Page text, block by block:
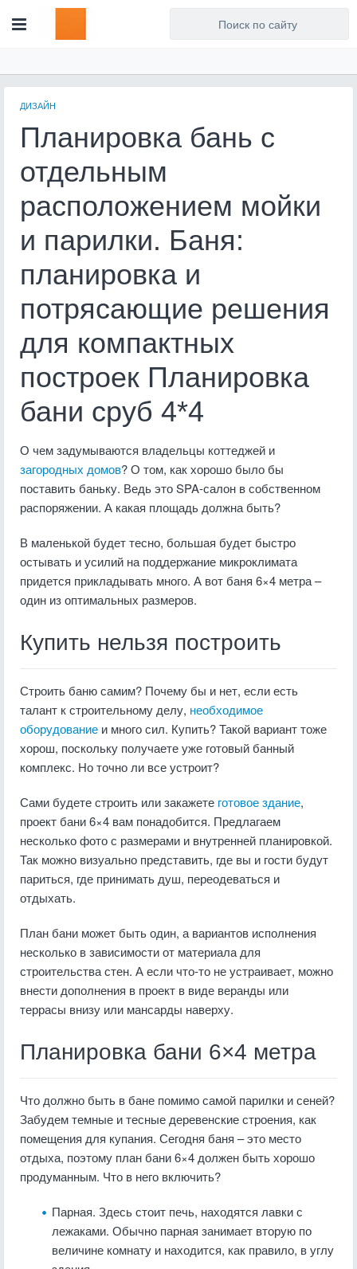
ДИЗАЙН
Планировка бань с
отдельным
расположением мойки
и парилки. Баня:
планировка и
потрясающие решения
для компактных
построек Планировка
бани сруб 4*4
О чем задумываются владельцы коттеджей и
загородных домов? О том, как хорошо было бы
поставить баньку. Ведь это SPA-салон в собственном
распоряжении. А какая площадь должна быть?
В маленькой будет тесно, большая будет быстро
остывать и усилий на поддержание микроклимата
придется прикладывать много. А вот баня 6×4 метра –
один из оптимальных размеров.
Купить нельзя построить
Строить баню самим? Почему бы и нет, если есть
талант к строительному делу, необходимое
оборудование и много сил. Купить? Такой вариант тоже
хорош, поскольку получаете уже готовый банный
комплекс. Но точно ли все устроит?
Сами будете строить или закажете готовое здание,
проект бани 6×4 вам понадобится. Предлагаем
несколько фото с размерами и внутренней планировкой.
Так можно визуально представить, где вы и гости будут
париться, где принимать душ, переодеваться и
отдыхать.
План бани может быть один, а вариантов исполнения
несколько в зависимости от материала для
строительства стен. А если что-то не устраивает, можно
внести дополнения в проект в виде веранды или
террасы внизу или мансарды наверху.
Планировка бани 6×4 метра
Что должно быть в бане помимо самой парилки и сеней?
Забудем темные и тесные деревенские строения, как
помещения для купания. Сегодня баня – это место
отдыха, поэтому план бани 6×4 должен быть хорошо
продуманным. Что в него включить?
Парная. Здесь стоит печь, находятся лавки с
лежаками. Обычно парная занимает вторую по
величине комнату и находится, как правило, в углу
Для любых предложений по
сайту: artist71@cp9.ru